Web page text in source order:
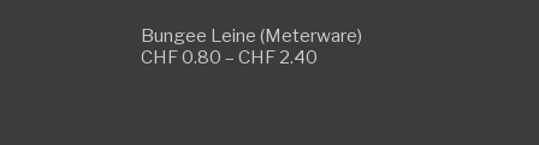
Bungee Leine (Meterware)
CHF0.80 – CHF2.40Preisspanne: